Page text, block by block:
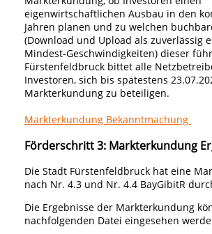
eigenwirtschaftlichen Ausbau in den
Jahren planen und zu welchen
(Download und Upload als zuverlässig
Mindest-Geschwindigkeiten) dieser
Fürstenfeldbruck bittet alle
Investoren, sich bis spätestens
Markterkundung zu beteiligen.
Markterkundung Bekanntmachung
Förderschritt 3: Markterkundung
Die Stadt Fürstenfeldbruck hat eine
nach Nr. 4.3 und Nr. 4.4 BayGibitR
Die Ergebnisse der Markterkundung
nachfolgenden Datei eingesehen